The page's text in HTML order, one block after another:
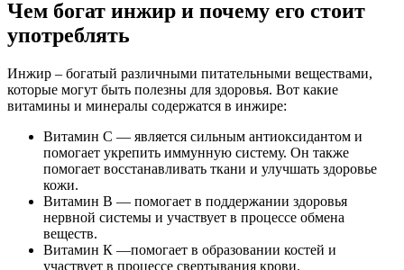
Чем богат инжир и почему его стоит
употреблять
Инжир – богатый различными питательными веществами,
которые могут быть полезны для здоровья. Вот какие
витамины и минералы содержатся в инжире:
Витамин С — является сильным антиоксидантом и
помогает укрепить иммунную систему. Он также
помогает восстанавливать ткани и улучшать здоровье
кожи.
Витамин B — помогает в поддержании здоровья
нервной системы и участвует в процессе обмена
веществ.
Витамин К —помогает в образовании костей и
участвует в процессе свертывания крови.